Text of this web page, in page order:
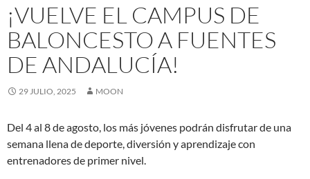
¡VUELVE EL CAMPUS DE
BALONCESTO A FUENTES
DE ANDALUCÍA!
29 JULIO, 2025 MOON
Del 4 al 8 de agosto, los más jóvenes podrán disfrutar de una
semana llena de deporte, diversión y aprendizaje con
entrenadores de primer nivel.